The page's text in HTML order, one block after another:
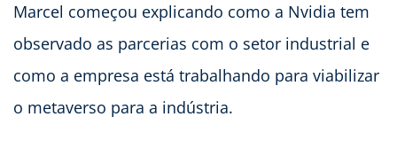
Marcel começou explicando como a Nvidia tem
observado as parcerias com o setor industrial e
como a empresa está trabalhando para viabilizar
o metaverso para a indústria.